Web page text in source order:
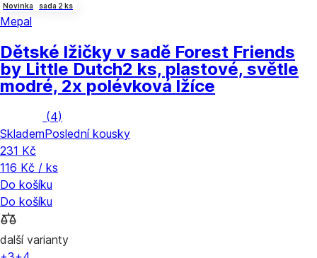
Novinka sada 2 ks
Mepal
Dětské lžičky v sadě Forest Friends
by Little Dutch2 ks, plastové, světle
modré, 2x polévková lžíce
(4)
SklademPoslední kousky
231 Kč
116 Kč / ks
Do košíku
Do košíku
další varianty